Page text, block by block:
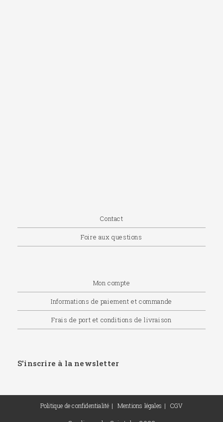
Contact
Foire aux questions
Mon compte
Informations de paiement et commande
Frais de port et conditions de livraison
S'inscrire à la newsletter
Politique de confidentialité Mentions légales CGV